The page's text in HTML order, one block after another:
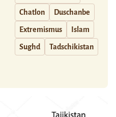
Chatlon Duschanbe
Extremismus Islam
Sughd Tadschikistan